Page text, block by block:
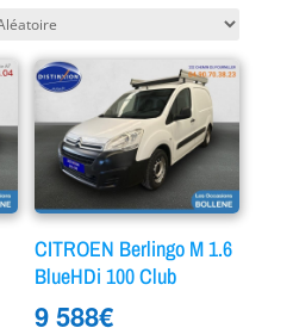
CITROEN Berlingo M 1.6
BlueHDi 100 Club
9 588€